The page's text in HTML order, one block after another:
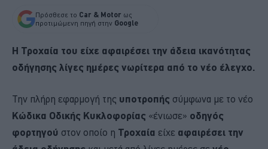
Πρόσθεσε το Car & Motor ως
προτιμώμενη πηγή στην Google
Η Τροχαία του είχε αφαιρέσει την άδεια ικανότητας
οδήγησης λίγες ημέρες νωρίτερα από το νέο έλεγχο.
Την πλήρη εφαρμογή της υποτροπής σύμφωνα με το νέο
Κώδικα Οδικής Κυκλοφορίας «ένιωσε» οδηγός
φορτηγού στον οποίο η Τροχαία είχε αφαιρέσει την